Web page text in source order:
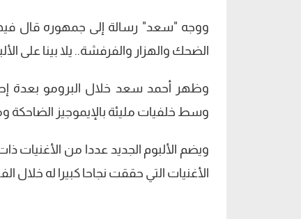
ووجه "سعد" رسالة إلى جمهوره قال فيها:
الضحك والهزار والفرفشة.. يلا بينا على
وظهر أحمد سعد خلال البرومو بعدة
وسط خلفيات مليئة بالإيموجيز الضاحكة
ويضم الألبوم الجديد عددا من الأغنيات
الأغنيات التي حققت نجاحا كبيرا له خلال